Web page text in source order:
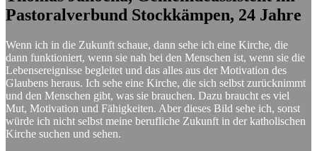
Pastoralverbund Stockkämpen, 24 Jahre
Wenn ich in die Zukunft schaue, dann sehe ich eine Kirche, die
dann funktioniert, wenn sie nah bei den Menschen ist, wenn sie die
Lebensereignisse begleitet und das alles aus der Motivation des
Glaubens heraus. Ich sehe eine Kirche, die sich selbst zurücknimmt
und den Menschen gibt, was sie brauchen. Dazu braucht es viel
Mut, Motivation und Fähigkeiten. Aber dieses Bild sehe ich, sonst
würde ich nicht selbst meine berufliche Zukunft in der katholischen
Kirche suchen und sehen.